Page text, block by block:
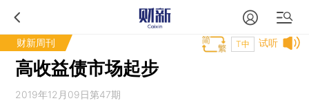
财新周刊 试听
T中
高收益债市场起步
2019年12月09日第47期